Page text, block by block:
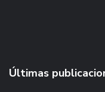
Últimas